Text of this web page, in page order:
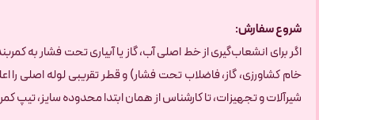
شروع سفارش:
اگر برای انشعاب‌گیری از خط اصلی آب، گاز یا آبیاری تحت فشار به
شیرآلات و تجهیزات، تا کارشناس از همان ابتدا محدوده سایز، تیپ